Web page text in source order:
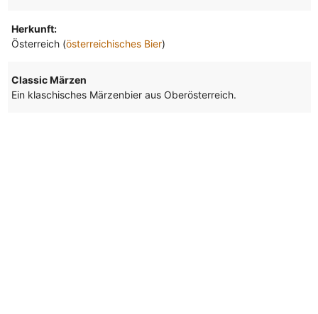
Herkunft:
Österreich (österreichisches Bier)
Classic Märzen
Ein klaschisches Märzenbier aus Oberösterreich.